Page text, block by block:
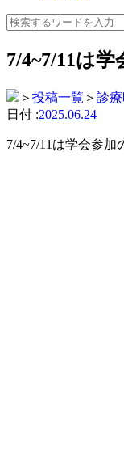
7/4~7/11は
＞ 投稿一覧 ＞ 診
日付 :2025.06.24
7/4~7/11は学会参加